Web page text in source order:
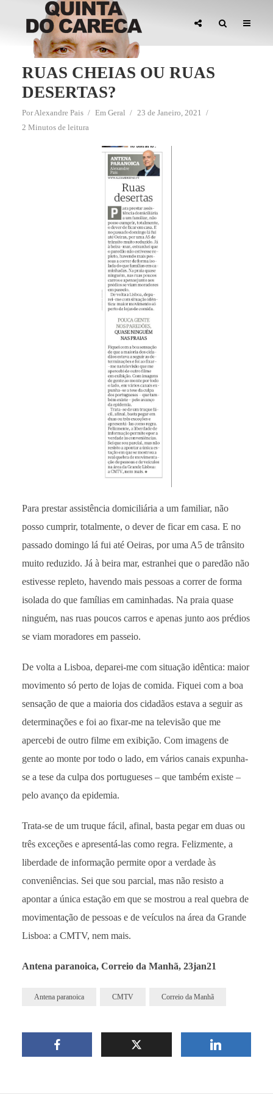
RUAS CHEIAS OU RUAS
DESERTAS?
PorAlexandre Pais Em Geral
23 de Janeiro, 2021
2 Minutos de leitura
Para prestar assistência domiciliária a um familiar, não
posso cumprir, totalmente, o dever de ficar em casa. E no
passado domingo lá fui até Oeiras, por uma A5 de trânsito
muito reduzido. Já à beira mar, estranhei que o paredão não
estivesse repleto, havendo mais pessoas a correr de forma
isolada do que famílias em caminhadas. Na praia quase
ninguém, nas ruas poucos carros e apenas junto aos prédios
se viam moradores em passeio.
De volta a Lisboa, deparei-me com situação idêntica: maior
movimento só perto de lojas de comida. Fiquei com a boa
sensação de que a maioria dos cidadãos estava a seguir as
determinações e foi ao fixar-me na televisão que me
apercebi de outro filme em exibição. Com imagens de
gente ao monte por todo o lado, em vários canais expunha-
se a tese da culpa dos portugueses – que também existe –
pelo avanço da epidemia.
Trata-se de um truque fácil, afinal, basta pegar em duas ou
três exceções e apresentá-las como regra. Felizmente, a
liberdade de informação permite opor a verdade às
conveniências. Sei que sou parcial, mas não resisto a
apontar a única estação em que se mostrou a real quebra de
movimentação de pessoas e de veículos na área da Grande
Lisboa: a CMTV, nem mais.
Antena paranoica, Correio da Manhã, 23jan21
Antena paranoica CMTV Correio da Manhã